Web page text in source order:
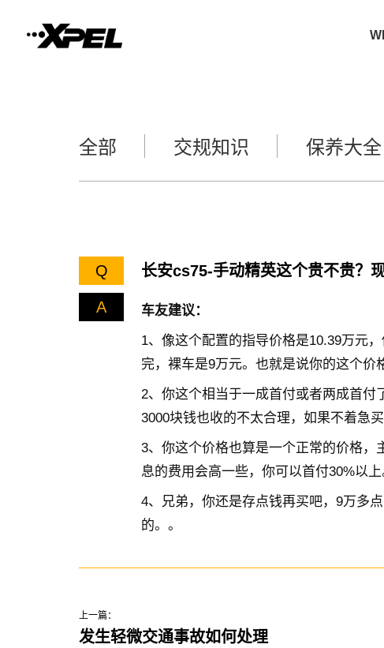
全部 交规知识 保养大全
Q 长安cs75-手动精英这个贵不贵？
A
车友建议：
1、像这个配置的指导价格是10.39万元
完，裸车是9万元。也就是说你的这个价
2、你这个相当于一成首付或者两成首付
3000块钱也收的不太合理，如果不着急
3、你这个价格也算是一个正常的价格，
息的费用会高一些，你可以首付30%以上
4、兄弟，你还是存点钱再买吧，9万多
的。。
上一篇：
发生轻微交通事故如何处理